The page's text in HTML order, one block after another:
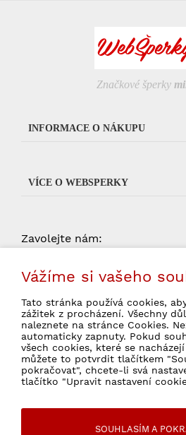
Značkové šperky
INFORMACE O NÁKUPU
VÍCE O WEBSPERKY
Zavolejte nám:
pátek, kromě státních svátků)
Souhlasím se zpracováním
pro marketingové účely.
Vážíme si vašeho
Tato stránka používá cookies,
zážitek z procházení. Všechny
naleznete na stránce Cookies.
automaticky zapnuty. Pokud
všech cookies, které se
můžete to potvrdit tlačítkem
pokračovat", chcete-li svá
tlačítko "Upravit nastavení
SOUHLASÍM A